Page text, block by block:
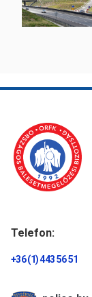
Telefon:
+36 (1) 443 56 51